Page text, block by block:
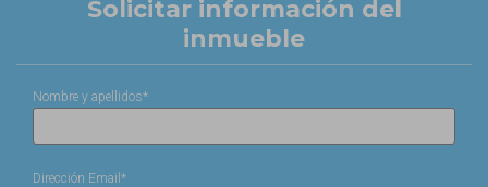
Solicitar información del
inmueble
Nombre y apellidos*
Dirección Email*